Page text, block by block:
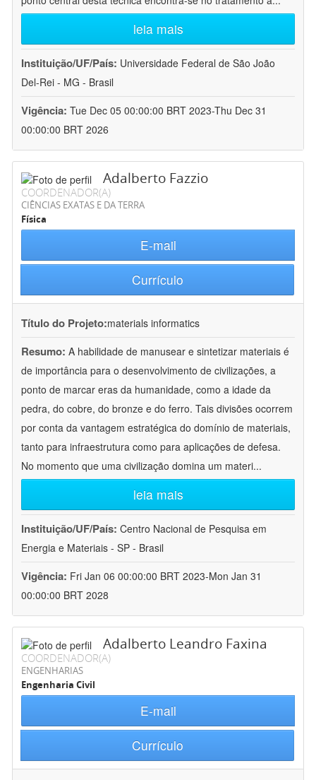
leia mais
Instituição/UF/País: Universidade Federal de São João
Del-Rei - MG - Brasil
Vigência: Tue Dec 05 00:00:00 BRT 2023-Thu Dec 31
00:00:00 BRT 2026
Adalberto Fazzio
COORDENADOR(A)
CIÊNCIAS EXATAS E DA TERRA
Física
E-mail
Currículo
Título do Projeto:materials informatics
Resumo: A habilidade de manusear e sintetizar materiais é
de importância para o desenvolvimento de civilizações, a
ponto de marcar eras da humanidade, como a idade da
pedra, do cobre, do bronze e do ferro. Tais divisões ocorrem
por conta da vantagem estratégica do domínio de materiais,
tanto para infraestrutura como para aplicações de defesa.
No momento que uma civilização domina um materi...
leia mais
Instituição/UF/País: Centro Nacional de Pesquisa em
Energia e Materiais - SP - Brasil
Vigência: Fri Jan 06 00:00:00 BRT 2023-Mon Jan 31
00:00:00 BRT 2028
Adalberto Leandro Faxina
COORDENADOR(A)
ENGENHARIAS
Engenharia Civil
E-mail
Currículo